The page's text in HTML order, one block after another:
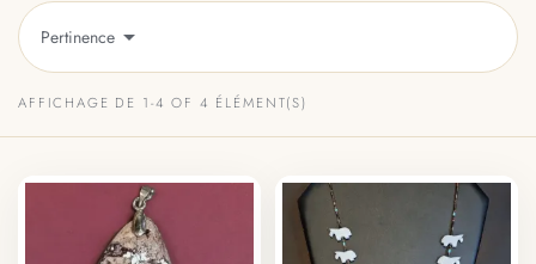
Pertinence 
AFFICHAGE DE 1-4 OF 4 ÉLÉMENT(S)